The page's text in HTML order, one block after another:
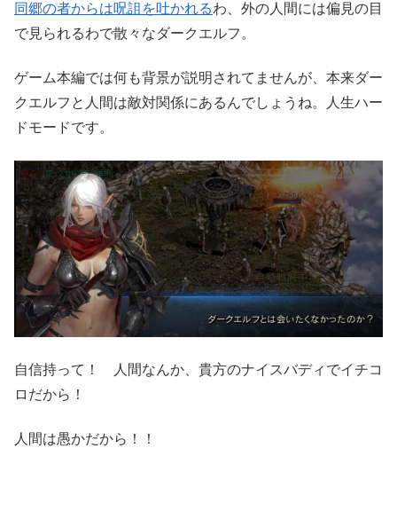
同郷の者からは呪詛を吐かれるわ、外の人間には偏見の目
で見られるわで散々なダークエルフ。
ゲーム本編では何も背景が説明されてませんが、本来ダー
クエルフと人間は敵対関係にあるんでしょうね。人生ハー
ドモードです。
自信持って！ 人間なんか、貴方のナイスバディでイチコ
ロだから！
人間は愚かだから！！